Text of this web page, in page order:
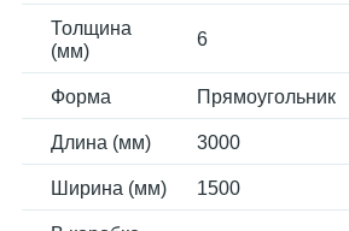
Толщина
(мм)
6
Форма Прямоугольник
Длина (мм) 3000
Ширина (мм) 1500